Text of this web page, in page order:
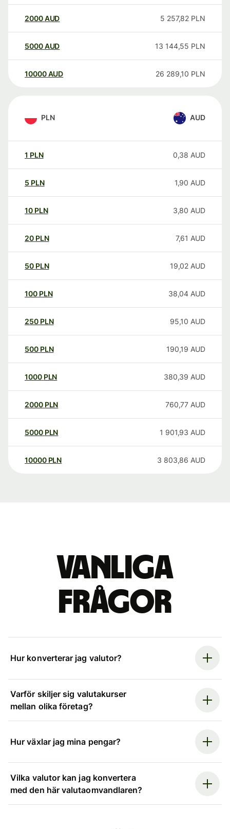
2000AUD 5 257,82 PLN
5000AUD 13 144,55 PLN
10000 AUD 26 289,10 PLN
PLN AUD
1 PLN 0,38 AUD
5 PLN 1,90 AUD
10 PLN 3,80 AUD
20 PLN 7,61 AUD
50 PLN 19,02 AUD
100 PLN 38,04 AUD
250 PLN 95,10 AUD
500 PLN 190,19 AUD
1000 PLN 380,39 AUD
2000 PLN 760,77 AUD
5000 PLN 1 901,93 AUD
10000 PLN 3 803,86 AUD
Vanliga
frågor
Hur konverterar jag valutor?
Varför skiljer sig valutakurser
mellan olika företag?
Hur växlar jag mina pengar?
Vilka valutor kan jag konvertera
med den här valutaomvandlaren?